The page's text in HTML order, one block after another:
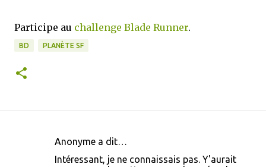
Participe au challenge Blade Runner.
BD PLANÈTE SF
Anonyme a dit…
Intéressant, je ne connaissais pas. Y'aurait